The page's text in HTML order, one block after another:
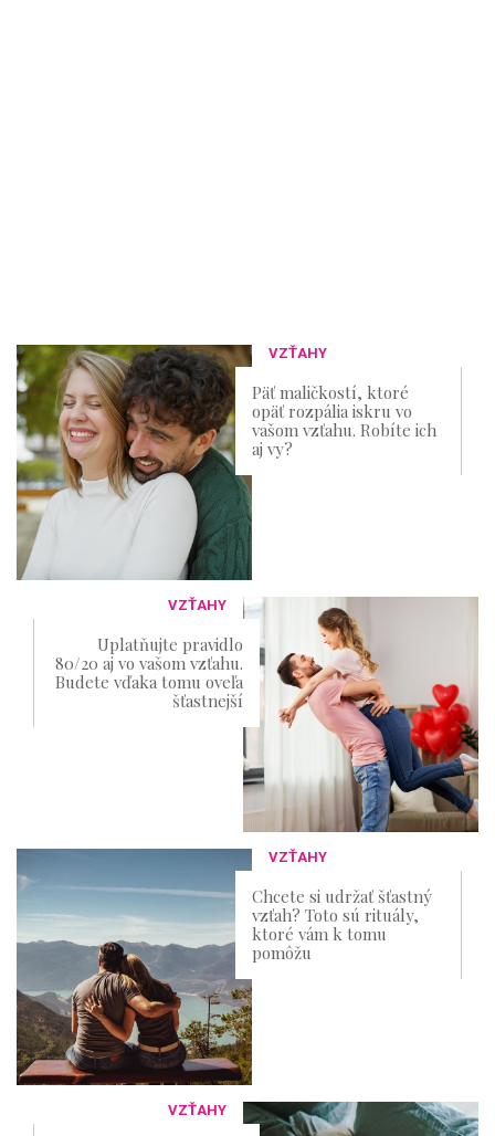
VZŤAHY
Päť maličkostí, ktoré
opäť rozpália iskru vo
vašom vzťahu. Robíte ich
aj vy?
VZŤAHY
Uplatňujte pravidlo
80/20 aj vo vašom vzťahu.
Budete vďaka tomu oveľa
šťastnejší
VZŤAHY
Chcete si udržať šťastný
vzťah? Toto sú rituály,
ktoré vám k tomu
pomôžu
VZŤAHY